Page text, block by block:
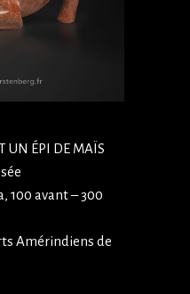
UN ÉPI DE MAÏS
100 avant – 300
Amérindiens de